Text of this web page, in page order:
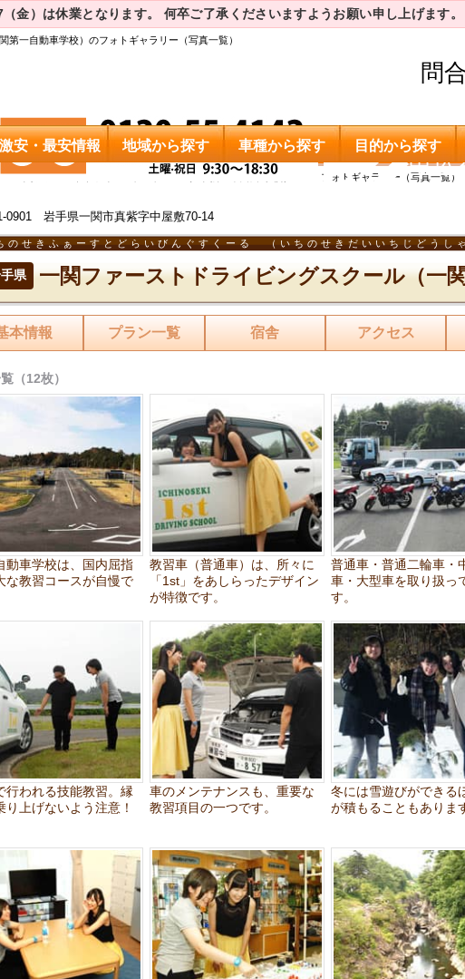
金）は休業となります。 何卒ご了承くださいますようお願い申し上げます。
第一自動車学校）のフォトギャラリー（写真一覧）
問
申込
激安・最安情報 地域から探す 車種から探す 目的から探す
一関ファーストドライビングスクール（一関第一自動車学校） フォトギャラリー（写真一覧）
0901 岩手県一関市真紫字中屋敷70-14
県 一関ファーストドライビングスクール（一
のせきふぁーすとどらいびんぐすくーる （いちのせきだいいちじどうし
本情報 プラン一覧 宿舎 アクセス
（12枚）
動車学校は、国内屈指
な教習コースが自慢で
教習車（普通車）は、所々に
「1st」をあしらったデザイン
が特徴です。
普通車・普通二輪車・
車・大型車を取り扱っ
す。
行われる技能教習。縁
り上げないよう注意！
車のメンテナンスも、重要な
教習項目の一つです。
冬には雪遊びができる
が積もることもありま